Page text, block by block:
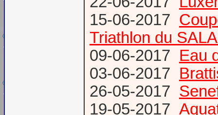
15-06-2017
Triathlon du
09-06-2017 Eau
03-06-2017
26-05-2017
19-05-2017